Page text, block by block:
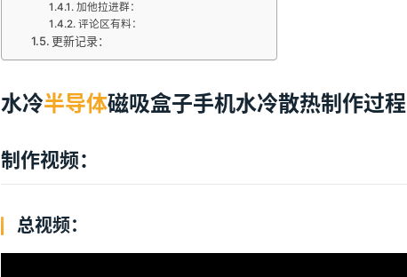
加他拉进群：
评论区有料：
更新记录：
水冷半导体磁吸盒子手机水冷散热制作过程
制作视频：
总视频：